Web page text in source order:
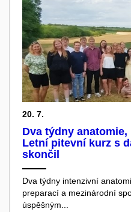
20. 7.
Dva týdny
Letní pitevní kurz s
skončil
Dva týdny intenzivní
preparací a mezinárodní
úspěšným...